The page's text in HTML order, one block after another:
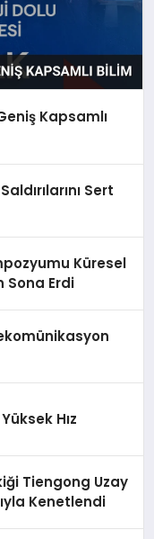
Kapsamlı
Sert
Küresel
Sona Erdi
Hız
Tiengong Uzay
Kenetlendi